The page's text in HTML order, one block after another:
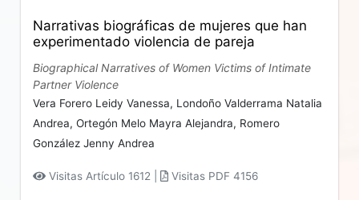
Narrativas biográficas de mujeres que han
experimentado violencia de pareja
Biographical Narratives of Women Victims of Intimate
Partner Violence
Vera Forero Leidy Vanessa, Londoño Valderrama Natalia
Andrea,Ortegón Melo Mayra Alejandra, Romero
González Jenny Andrea
Visitas Artículo 1612 | Visitas PDF 4156